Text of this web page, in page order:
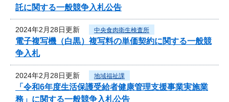
託に関する一般競争入札公告
2024年2月28日更新 中央食肉衛生検査所
電子複写機（白黒）複写料の単価契約に関する一般競
争入札
2024年2月28日更新 地域福祉課
「令和6年度生活保護受給者健康管理支援事業実施業
務」に関する一般競争入札公告